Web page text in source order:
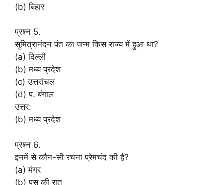
(b) बिहार
प्रश्न 5.
सुमित्रानंदन पंत का जन्म किस राज्य में हुआ था?
(a) दिल्ली
(b) मध्य प्रदेश
(c) उत्तरांचल
(d) प. बंगाल
उत्तर:
(b) मध्य प्रदेश
प्रश्न 6.
इनमें से कौन-सी रचना प्रेमचंद की है?
(a) मंगर
(b) पूस की रात